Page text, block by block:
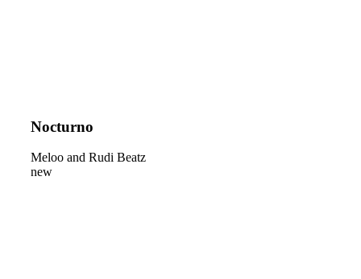
Nocturno
Meloo and Rudi Beatz
new